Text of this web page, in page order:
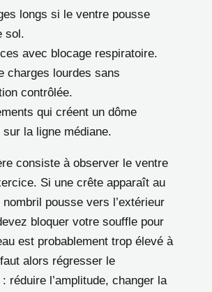
longs si le ventre pousse
sol.
avec blocage respiratoire.
charges lourdes sans
contrôlée.
qui créent un dôme
la ligne médiane.
consiste à observer le ventre
Si une crête apparaît au
pousse vers l’extérieur
bloquer votre souffle pour
est probablement trop élevé à
alors régresser le
réduire l’amplitude, changer la